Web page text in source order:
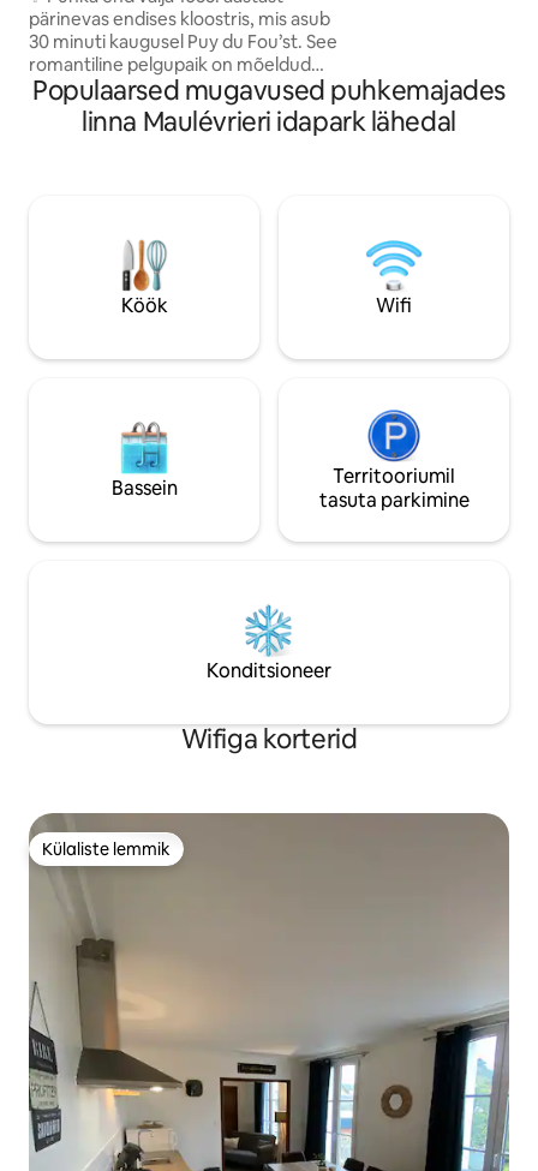
pärinevas endises kloostris, mis asub
30 minuti kaugusel Puy du Fou’st. See
romantiline pelgupaik on mõeldud
lõõgastumiseks: massaažid, mängud,
teleskoop, planetaarium, voogedastus ja
palju elamusi kahele. Soovi korral (+80 €/
nautida tõelist traditsioonilist Maroko
tajine't gurmeekogemusena. Ideaalne
romantiliseks nädalavahetuseks. ✨
Populaarsed mugavused puhkemajades
linna Maulévrieri idapark lähedal
Köök Wifi
Bassein
Territooriumil
tasuta parkimine
Konditsioneer
Wifiga korterid
Külaliste lemmik
Külaliste lemmik